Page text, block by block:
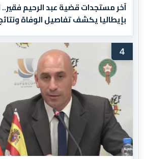
آخر مستجدات قضية عبد الرحيم
بإيطاليا يكشف تفاصيل الوفاة
4